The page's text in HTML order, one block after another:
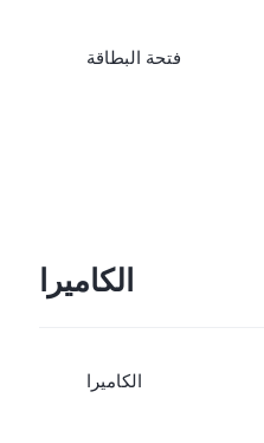
فتحة البطاقة
الكاميرا
الكاميرا